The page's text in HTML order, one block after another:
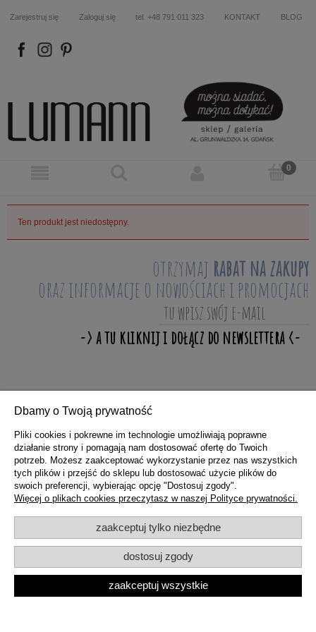
Zarejestruj się Zaloguj się tel. +48 791 011 323 KONTAKT BLOG
FB IN P
Ten produkt jest niedostępny.
otrzymaj rabat na zakupy
oraz informacje o nowościach i promocjach
POMOC
MOJE KONTO
INFORMACJE
pokaż pełną wersję strony
Dbamy o Twoją prywatność
Pliki cookies i pokrewne im technologie umożliwiają poprawne
działanie strony i pomagają nam dostosować ofertę do Twoich
potrzeb. Możesz zaakceptować wykorzystanie przez nas wszystkich
tych plików i przejść do sklepu lub dostosować użycie plików do
swoich preferencji, wybierając opcję "Dostosuj zgody".
Więcej o plikach cookies przeczytasz w naszej Polityce prywatności.
zaakceptuj tylko niezbędne
dostosuj zgody
zaakceptuj wszystkie